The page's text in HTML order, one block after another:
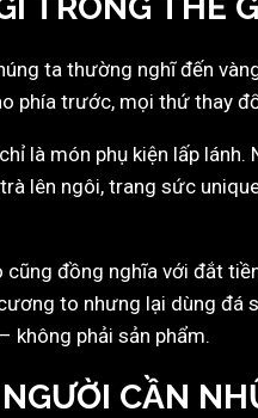
ta thường nghĩ đến
phía trước, mọi thứ thay
là món phụ kiện lấp
lên ngôi, trang sức
cũng đồng nghĩa với đắt
to nhưng lại dùng đá
không phải sản phẩm.
CẦN